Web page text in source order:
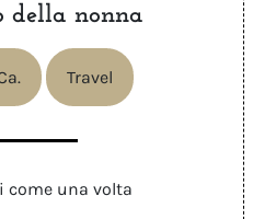
della nonna
Travel
come una volta